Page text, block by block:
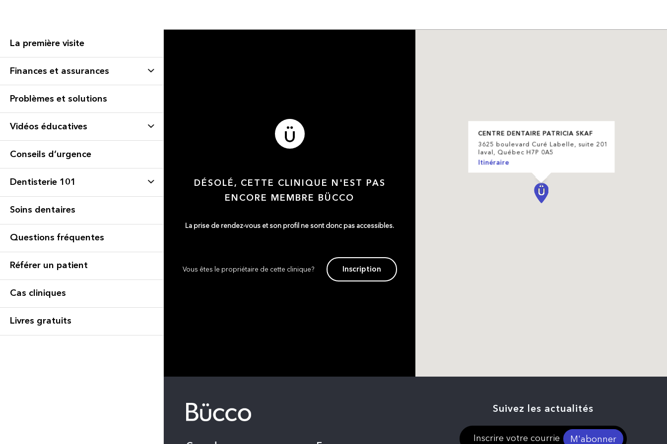
La première visite
Finances et assurances
Problèmes et solutions
Vidéos éducatives
Conseils d’urgence
Dentisterie 101
Soins dentaires
Questions fréquentes
Référer un patient
Cas cliniques
Livres gratuits
DÉSOLÉ, CETTE CLINIQUE N'EST PAS
ENCORE MEMBRE BÜCCO
La prise de rendez-vous et son profil ne sont donc pas accessibles.
Vous êtes le propriétaire de cette clinique? Inscription
CENTRE DENTAIRE PATRICIA SKAF
3625 boulevard Curé Labelle, suite 201
laval, Québec H7P 0A5
Itinéraire
Suivez les actualités
M'abonner